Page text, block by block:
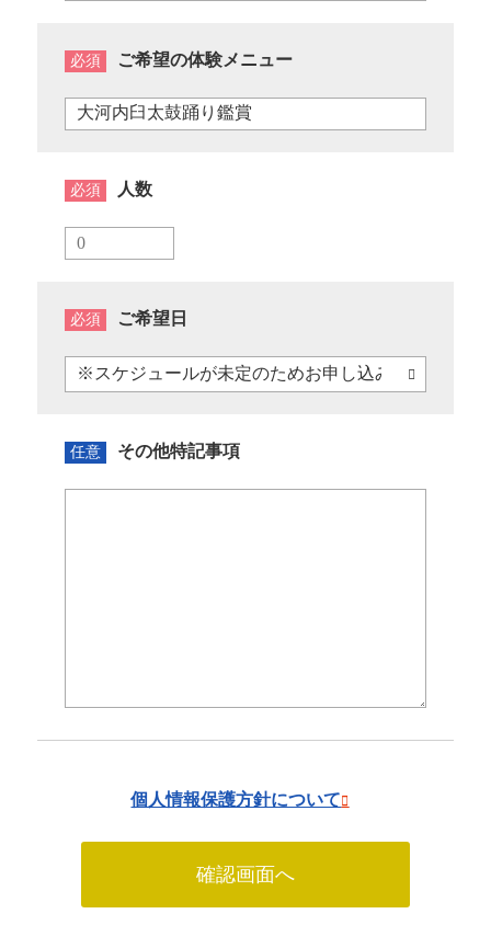
必須 ご希望の体験メニュー
必須 人数
必須 ご希望日
任意 その他特記事項
個人情報保護方針について